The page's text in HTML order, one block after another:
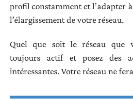
profil constamment et l’adapter
l’élargissement de votre réseau.
Quel que soit le réseau que
toujours actif et posez des
intéressantes. Votre réseau ne